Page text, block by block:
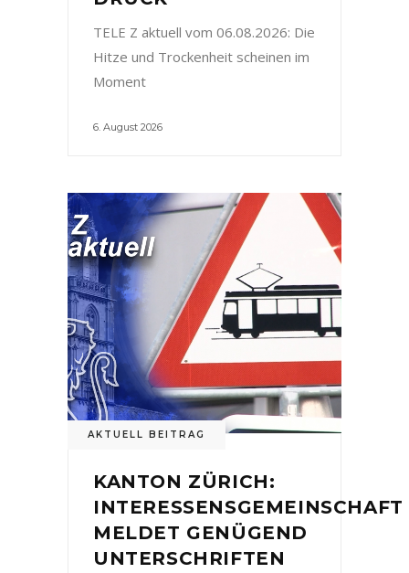
TELE Z aktuell vom 06.08.2026: Die
Hitze und Trockenheit scheinen im
Moment
6. August 2026
AKTUELL BEITRAG
KANTON ZÜRICH:
INTERESSENSGEMEINSCHAFT
MELDET GENÜGEND
UNTERSCHRIFTEN